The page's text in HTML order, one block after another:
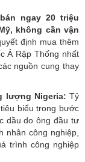
ngay 20 triệu
không cần vận
định mua thêm
Ả Rập Thống nhất
nguồn cung thay
lượng Nigeria: Tỷ
biểu trong bước
dầu do ông đầu tư
nhân công nghiệp,
trình công nghiệp